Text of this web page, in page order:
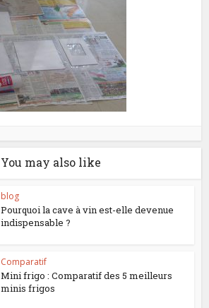
You may also like
blog
Pourquoi la cave à vin est-elle devenue
indispensable ?
Comparatif
Mini frigo : Comparatif des 5 meilleurs
minis frigos